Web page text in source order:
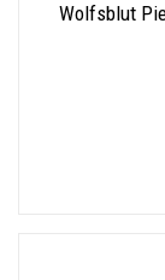
Wolfsblut